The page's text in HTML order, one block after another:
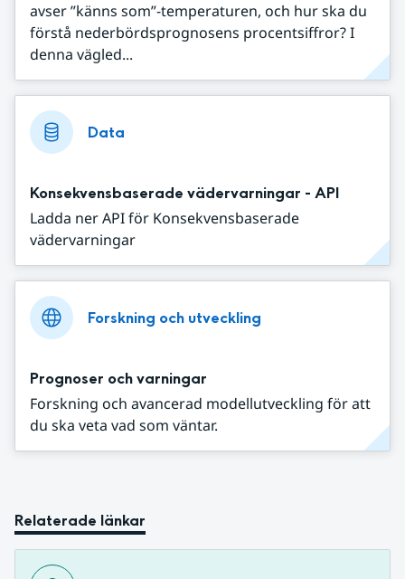
avser ”känns som”-temperaturen, och hur ska du
förstå nederbördsprognosens procentsiffror? I
denna vägled...
Data
Konsekvensbaserade vädervarningar - API
Ladda ner API för Konsekvensbaserade
vädervarningar
Forskning och utveckling
Prognoser och varningar
Forskning och avancerad modellutveckling för att
du ska veta vad som väntar.
Relaterade länkar